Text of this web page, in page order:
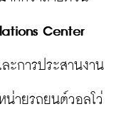
Center
ะการประสานงาน
น่ายรถยนต์วอลโว่